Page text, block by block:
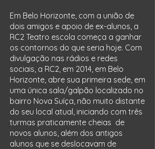
Em Belo Horizonte, com a união de
dois amigos e apoio de ex-alunos, a
RC2 Teatro escola começa a ganhar
os contornos do que seria hoje. Com
divulgação nas rádios e redes
sociais, a RC2, em 2014, em Belo
Horizonte, abre sua primeira sede, em
uma única sala/galpão localizado no
bairro Nova Suíça, não muito distante
do seu local atual, iniciando com três
turmas praticamente cheias de
novos alunos, além dos antigos
alunos que se deslocavam de